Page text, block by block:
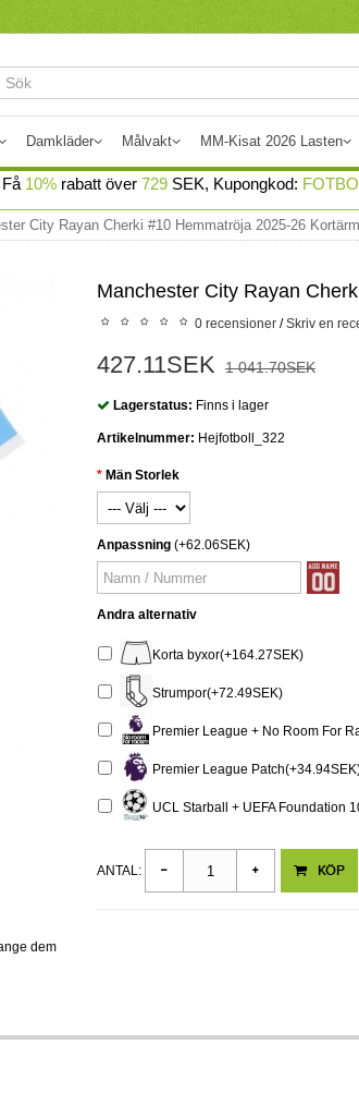
Damkläder Målvakt MM-Kisat 2026 Lasten
Få 10% rabatt över 729 SEK, Kupongkod:
City Rayan Cherki #10 Hemmatröja 2025-26
dem
Manchester City Rayan
0 recensioner /Skriv en
427.11SEK 1 041.70SEK
Lagerstatus: Finns i lager
Artikelnummer: Hejfotboll_322
Män Storlek
Anpassning (+62.06SEK)
Andra alternativ
Korta byxor(+164.27SEK)
Strumpor(+72.49SEK)
Premier League + No Room For
Premier League
UCL Starball + UEFA Foundation
ANTAL: KÖP